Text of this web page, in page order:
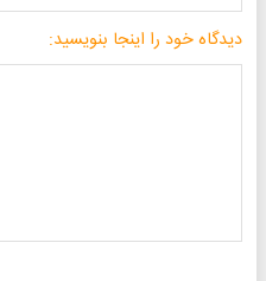
دیدگاه خود را اینجا بنویسید: